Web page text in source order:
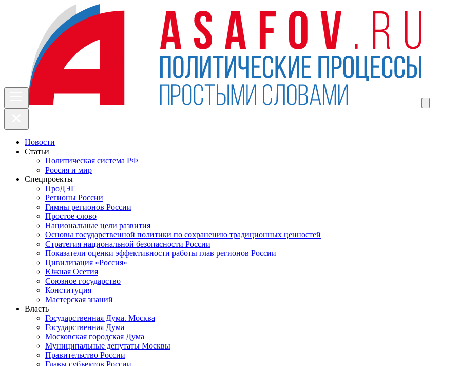
Новости
Статьи
Политическая система РФ
Россия и мир
Спецпроекты
ПроДЭГ
Регионы России
Гимны регионов России
Простое слово
Национальные цели развития
Основы государственной политики по сохранению традиционных ценностей
Стратегия национальной безопасности России
Показатели оценки эффективности работы глав регионов России
Цивилизация «Россия»
Южная Осетия
Союзное государство
Конституция
Мастерская знаний
Власть
Государственная Дума. Москва
Государственная Дума
Московская городская Дума
Муниципальные депутаты Москвы
Правительство России
Главы субъектов России